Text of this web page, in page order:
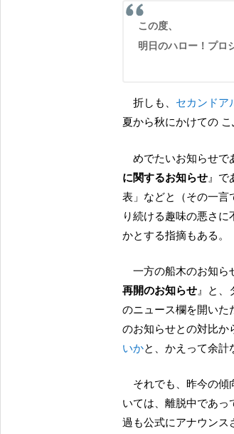
この度、
明日のハロー！プロ
折しも、 セカンドア
夏から秋にかけての
めでたいお知らせ
に関するお知らせ 』で
表」などと（その一言
り続ける趣味の悪さ
かとする指摘もある。
一方の船木のお知
再開のお知らせ 』と、
のニュース欄を開いた
のお知らせとの対比か
いかと、かえって余計
それでも、昨今の傾向として、心身に不調を抱えて一時的にでも活動から離脱するメンバーにつ
いては、離脱中であっ
過も公式にアナウンス